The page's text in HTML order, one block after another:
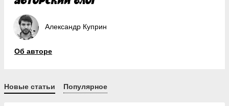
Александр Куприн
Об авторе
Новые статьи Популярное